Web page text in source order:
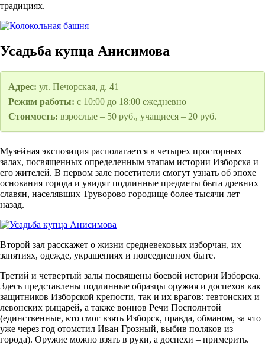
традициях.
Усадьба купца Анисимова
Адрес: ул. Печорская, д. 41
Режим работы: с 10:00 до 18:00 ежедневно
Стоимость: взрослые – 50 руб., учащиеся – 20 руб.
Музейная экспозиция располагается в четырех просторных
залах, посвященных определенным этапам истории Изборска и
его жителей. В первом зале посетители смогут узнать об эпохе
основания города и увидят подлинные предметы быта древних
славян, населявших Труворово городище более тысячи лет
назад.
Второй зал расскажет о жизни средневековых изборчан, их
занятиях, одежде, украшениях и повседневном быте.
Третий и четвертый залы посвящены боевой истории Изборска.
Здесь представлены подлинные образцы оружия и доспехов как
защитников Изборской крепости, так и их врагов: тевтонских и
левонских рыцарей, а также воинов Речи Посполитой
(единственные, кто смог взять Изборск, правда, обманом, за что
уже через год отомстил Иван Грозный, выбив поляков из
города). Оружие можно взять в руки, а доспехи – примерить.